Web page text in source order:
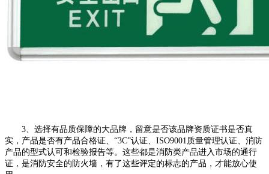
3、选择有品质保障的大品牌，留意是否该品牌资质证书是否真
实，产品是否有产品合格证、“3C”认证、ISO9001质量管理认证、消防
产品的型式认可和检验报告等。这些都是消防类产品进入市场的通行
证，是消防安全的防火墙，有了这些评定的标志的产品，才能放心使